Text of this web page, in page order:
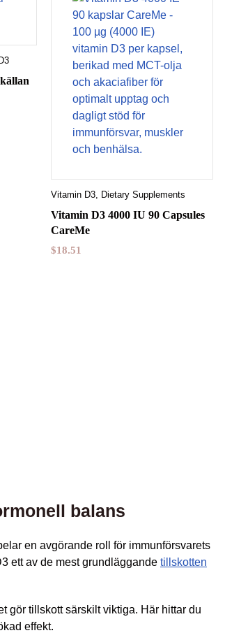
Vitamin D3, Dietary Supplements
Vitamin D3 4000 IU 90 Capsules
CareMe
$18.51
balans
en avgörande roll för immunförsvarets
ett av de mest grundläggande tillskotten
gör tillskott särskilt viktiga. Här hittar du
effekt.